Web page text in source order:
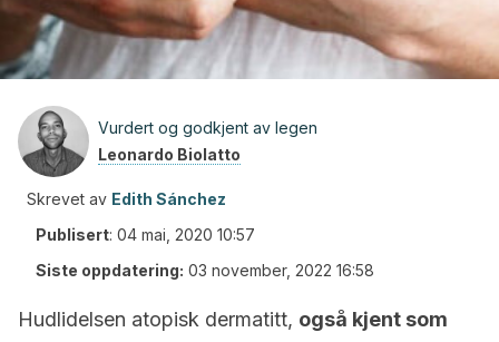
Vurdert og godkjent av legen
Leonardo Biolatto
Skrevet av Edith Sánchez
Publisert: 04 mai, 2020 10:57
Siste oppdatering: 03 november, 2022 16:58
Hudlidelsen atopisk dermatitt, også kjent som